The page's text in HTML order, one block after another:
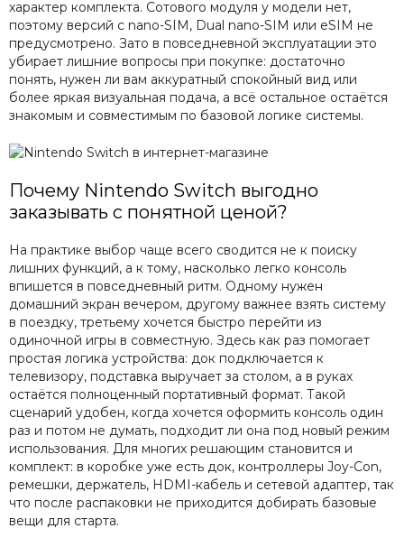
характер комплекта. Сотового модуля у модели нет,
поэтому версий с nano-SIM, Dual nano-SIM или eSIM не
предусмотрено. Зато в повседневной эксплуатации это
убирает лишние вопросы при покупке: достаточно
понять, нужен ли вам аккуратный спокойный вид или
более яркая визуальная подача, а всё остальное остаётся
знакомым и совместимым по базовой логике системы.
Почему Nintendo Switch выгодно
заказывать с понятной ценой?
На практике выбор чаще всего сводится не к поиску
лишних функций, а к тому, насколько легко консоль
впишется в повседневный ритм. Одному нужен
домашний экран вечером, другому важнее взять систему
в поездку, третьему хочется быстро перейти из
одиночной игры в совместную. Здесь как раз помогает
простая логика устройства: док подключается к
телевизору, подставка выручает за столом, а в руках
остаётся полноценный портативный формат. Такой
сценарий удобен, когда хочется оформить консоль один
раз и потом не думать, подходит ли она под новый режим
использования. Для многих решающим становится и
комплект: в коробке уже есть док, контроллеры Joy-Con,
ремешки, держатель, HDMI-кабель и сетевой адаптер, так
что после распаковки не приходится добирать базовые
вещи для старта.